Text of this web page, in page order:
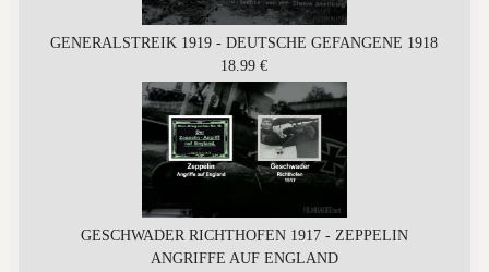
GENERALSTREIK 1919 - DEUTSCHE GEFANGENE 1918
18.99 €
GESCHWADER RICHTHOFEN 1917 - ZEPPELIN
ANGRIFFE AUF ENGLAND